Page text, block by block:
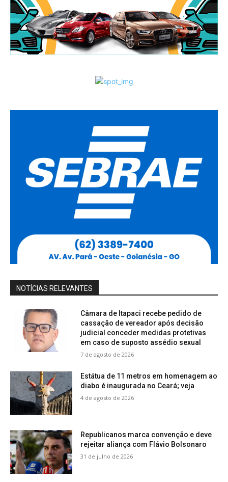
NOTÍCIAS RELEVANTES
Câmara de Itapaci recebe pedido de
cassação de vereador após decisão
judicial conceder medidas protetivas
em caso de suposto assédio sexual
7 de agosto de 2026
Estátua de 11 metros em homenagem ao
diabo é inaugurada no Ceará; veja
4 de agosto de 2026
Republicanos marca convenção e deve
rejeitar aliança com Flávio Bolsonaro
31 de julho de 2026